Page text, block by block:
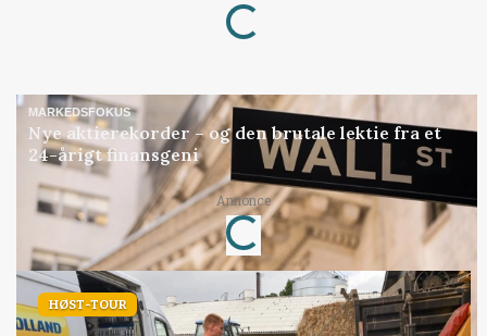
Loading...
MARKEDSFOKUS
Nye aktierekorder – og den brutale lektie fra et
24-årigt finansgeni
Annonce
Loading...
HØST-TOUR